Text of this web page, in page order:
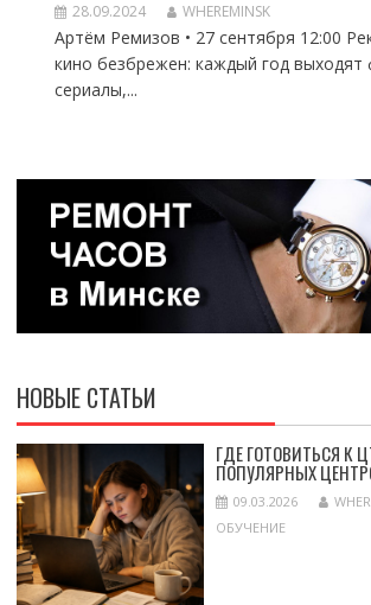
28.09.2024 WHEREMINSK
Артём Ремизов • 27 сентября 12:00
кино безбрежен: каждый год
сериалы,...
НОВЫЕ СТАТЬИ
ГДЕ ГОТОВИТЬСЯ К
ПОПУЛЯРНЫХ
09.03.2026
ОБУЧЕНИЕ